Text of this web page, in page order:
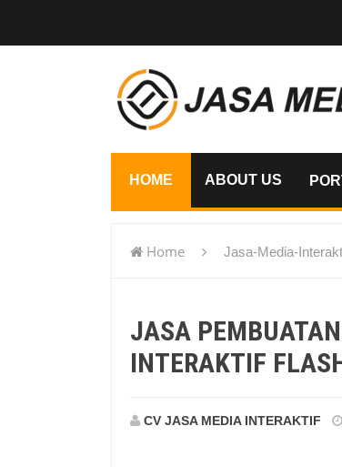
HOME ABOUT US
Home Jasa-Media-
JASA
INTERAKTIF
CV JASA MEDIA INTERAKTIF